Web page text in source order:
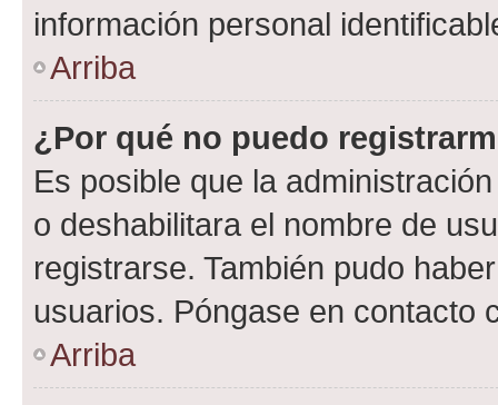
información personal
Arriba
¿Por qué no puedo
Es posible que la
o deshabilitara el nombre de
registrarse. También pudo
usuarios. Póngase en contacto
Arriba